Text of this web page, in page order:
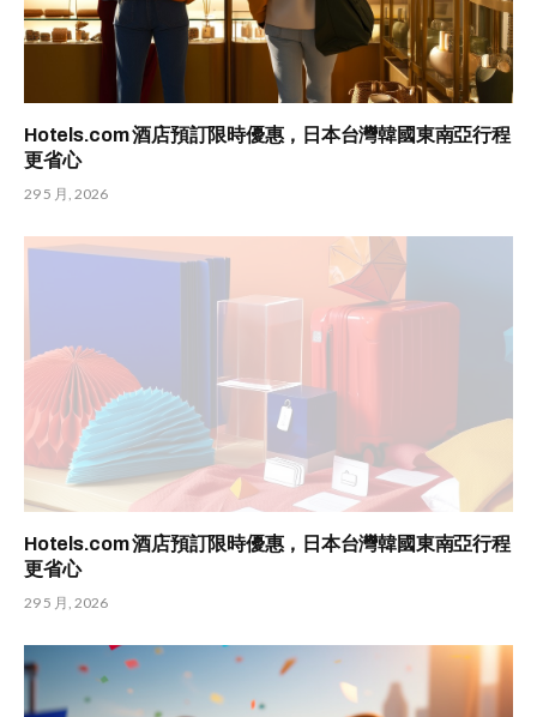
Hotels.com 酒店預訂限時優惠，日本台灣韓國東南亞行程
更省心
29 5 月, 2026
Hotels.com 酒店預訂限時優惠，日本台灣韓國東南亞行程
更省心
29 5 月, 2026